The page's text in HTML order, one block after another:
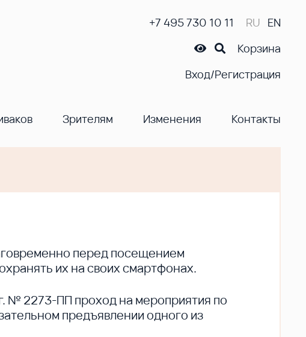
+7 495 730 10 11 RU EN
Корзина
Вход/Регистрация
Зрителям Изменения Контакты
перед посещением
их на своих смартфонах.
№ 2273-ПП проход на мероприятия по
предъявлении одного из